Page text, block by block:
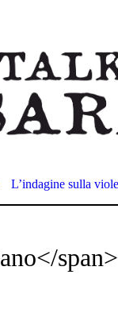
L’indagine sulla
span>